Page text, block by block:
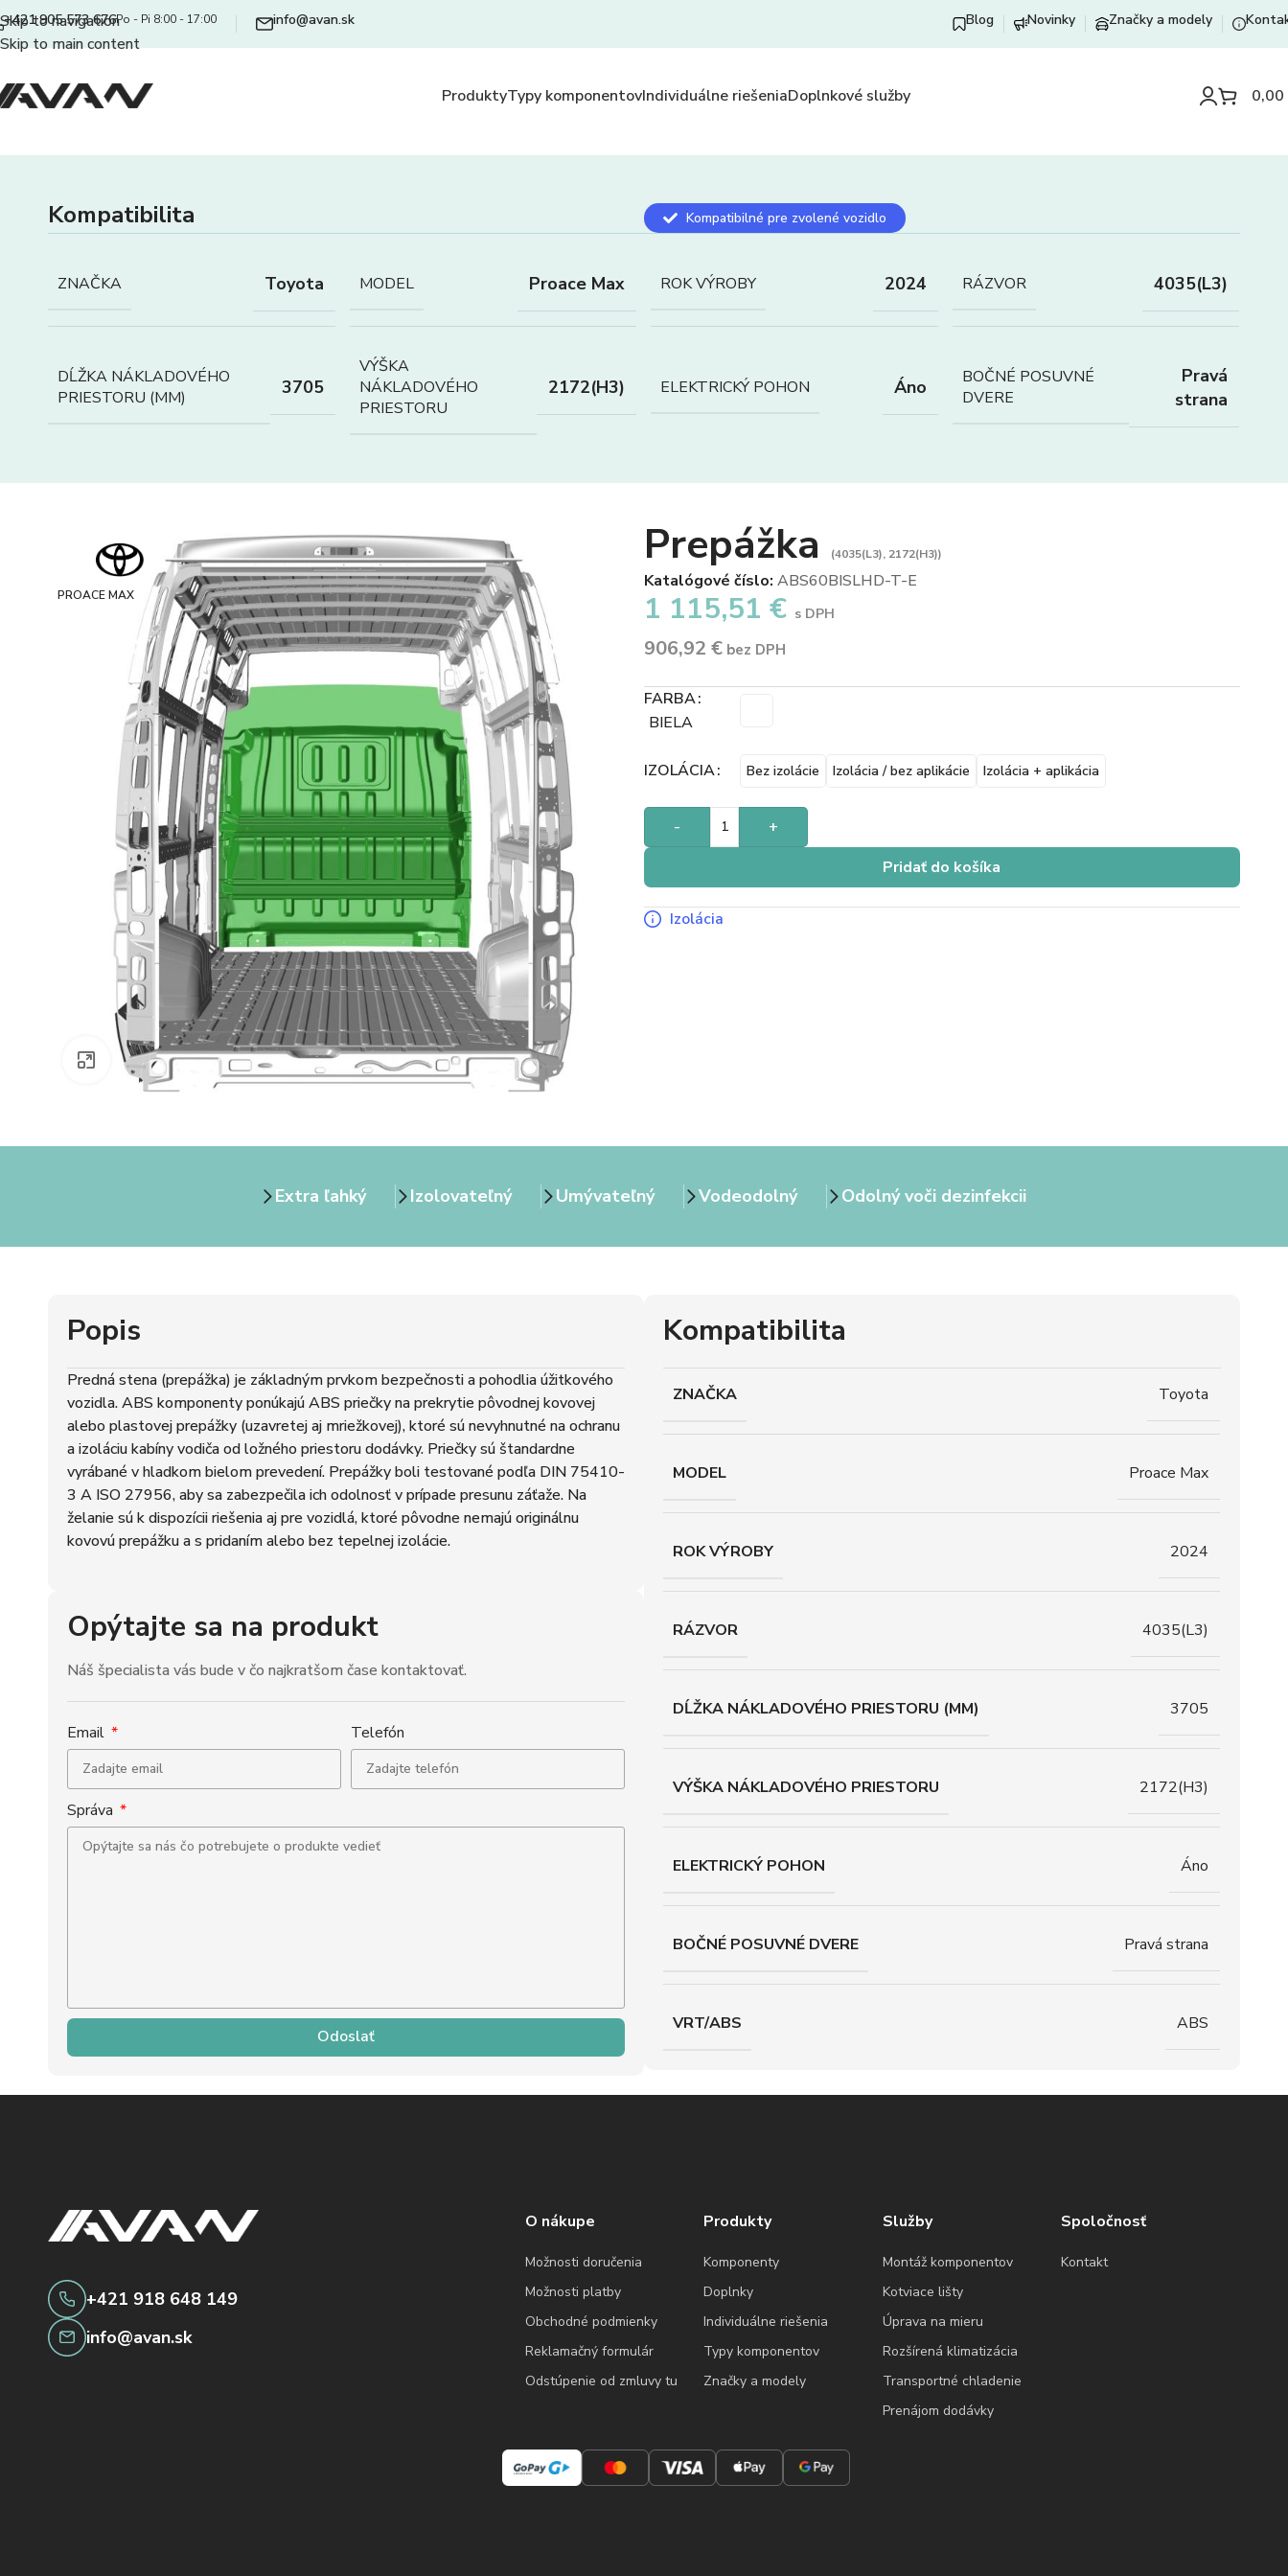
Skip to navigation
Skip to main content
+421 905 573 676Po - Pi 8:00 - 17:00 info@avan.sk Blog Novinky Značky a modely
ProduktyTypy komponentovIndividuálne riešeniaDoplnkové služby 0,00
Kompatibilita Kompatibilné pre zvolené vozidlo
ZNAČKA Toyota MODEL Proace Max ROK VÝROBY 2024 RÁZVOR 4035(L3)
DĹŽKA NÁKLADOVÉHO
PRIESTORU (MM)
3705
VÝŠKA
NÁKLADOVÉHO
PRIESTORU
2172(H3) ELEKTRICKÝ POHON Áno
BOČNÉ POSUVNÉ
DVERE
Pravá
strana
PROACE MAX
Zväčšiť obrázok
Prepážka (4035(L3), 2172(H3))
Katalógové číslo: ABS60BISLHD-T-E
1 115,51 € s DPH
906,92 €bez DPH
FARBA
BIELA
IZOLÁCIA Bez izolácie Izolácia / bez aplikácie Izolácia + aplikácia
-
+
Pridať do košíka
Izolácia
Extra ľahký Izolovateľný Umývateľný Vodeodolný Odolný voči dezinfekcii
Popis
Predná stena (prepážka) je základným prvkom bezpečnosti a pohodlia úžitkového
vozidla. ABS komponenty ponúkajú ABS priečky na prekrytie pôvodnej kovovej
alebo plastovej prepážky (uzavretej aj mriežkovej), ktoré sú nevyhnutné na ochranu
a izoláciu kabíny vodiča od ložného priestoru dodávky. Priečky sú štandardne
vyrábané v hladkom bielom prevedení. Prepážky boli testované podľa DIN 75410-
3 A ISO 27956, aby sa zabezpečila ich odolnosť v prípade presunu záťaže. Na
želanie sú k dispozícii riešenia aj pre vozidlá, ktoré pôvodne nemajú originálnu
kovovú prepážku a s pridaním alebo bez tepelnej izolácie.
Opýtajte sa na produkt
Náš špecialista vás bude v čo najkratšom čase kontaktovať.
Email Telefón
Správa
Odoslať
Kompatibilita
ZNAČKA Toyota
MODEL Proace Max
ROK VÝROBY 2024
RÁZVOR 4035(L3)
DĹŽKA NÁKLADOVÉHO PRIESTORU (MM) 3705
VÝŠKA NÁKLADOVÉHO PRIESTORU 2172(H3)
ELEKTRICKÝ POHON Áno
BOČNÉ POSUVNÉ DVERE Pravá strana
VRT/ABS ABS
+421 918 648 149
info@avan.sk
O nákupe
Možnosti doručenia
Možnosti platby
Obchodné podmienky
Reklamačný formulár
Odstúpenie od zmluvy tu
Produkty
Komponenty
Doplnky
Individuálne riešenia
Typy komponentov
Značky a modely
Služby
Montáž komponentov
Kotviace lišty
Úprava na mieru
Rozšírená klimatizácia
Transportné chladenie
Prenájom dodávky
Spoločnosť
Kontakt